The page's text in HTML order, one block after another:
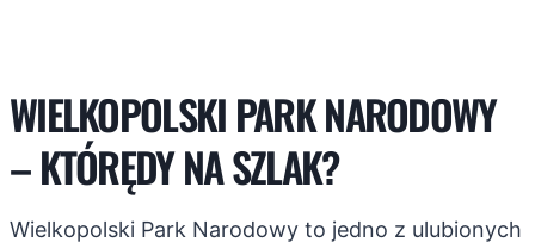
WIELKOPOLSKI PARK NARODOWY
– KTÓRĘDY NA SZLAK?
Wielkopolski Park Narodowy to jedno z ulubionych